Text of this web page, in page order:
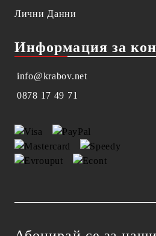
Лични Данни
Информация за
info@krabov.net
0878 17 49 71